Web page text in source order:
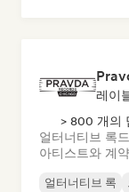
레이
> 800 개의
얼터너티브 록
아티스트와 계
얼터너티브 록